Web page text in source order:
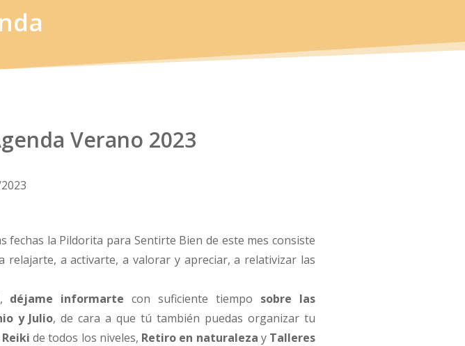
Verano 2023
fechas la Pildorita para Sentirte Bien de este mes consiste
relajarte, a activarte, a valorar y apreciar, a relativizar las
déjame informarte con suficiente tiempo sobre las
y Julio, de cara a que tú también puedas organizar tu
de todos los niveles, Retiro en naturaleza y Talleres